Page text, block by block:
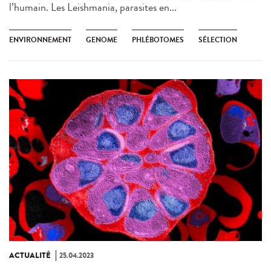
l’humain. Les Leishmania, parasites en...
ENVIRONNEMENT GENOME PHLÉBOTOMES SÉLECTION
ACTUALITÉ 25.04.2023